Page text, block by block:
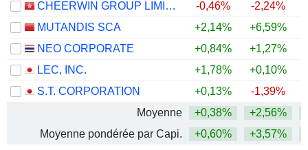
CHEERWIN GROUP LIMITED
-0,46% -2,24%
MUTANDIS SCA
+2,14% +6,59%
NEO CORPORATE
+0,84% +1,27%
LEC, INC.
+1,78% +0,10%
S.T. CORPORATION
+0,13% -1,39%
Moyenne
+0,38% +2,56%
Moyenne pondérée par Capi.
+0,60% +3,57%